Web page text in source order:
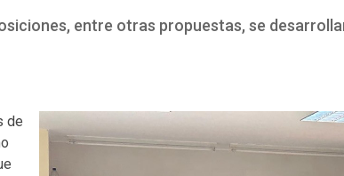
entre otras propuestas, se
de